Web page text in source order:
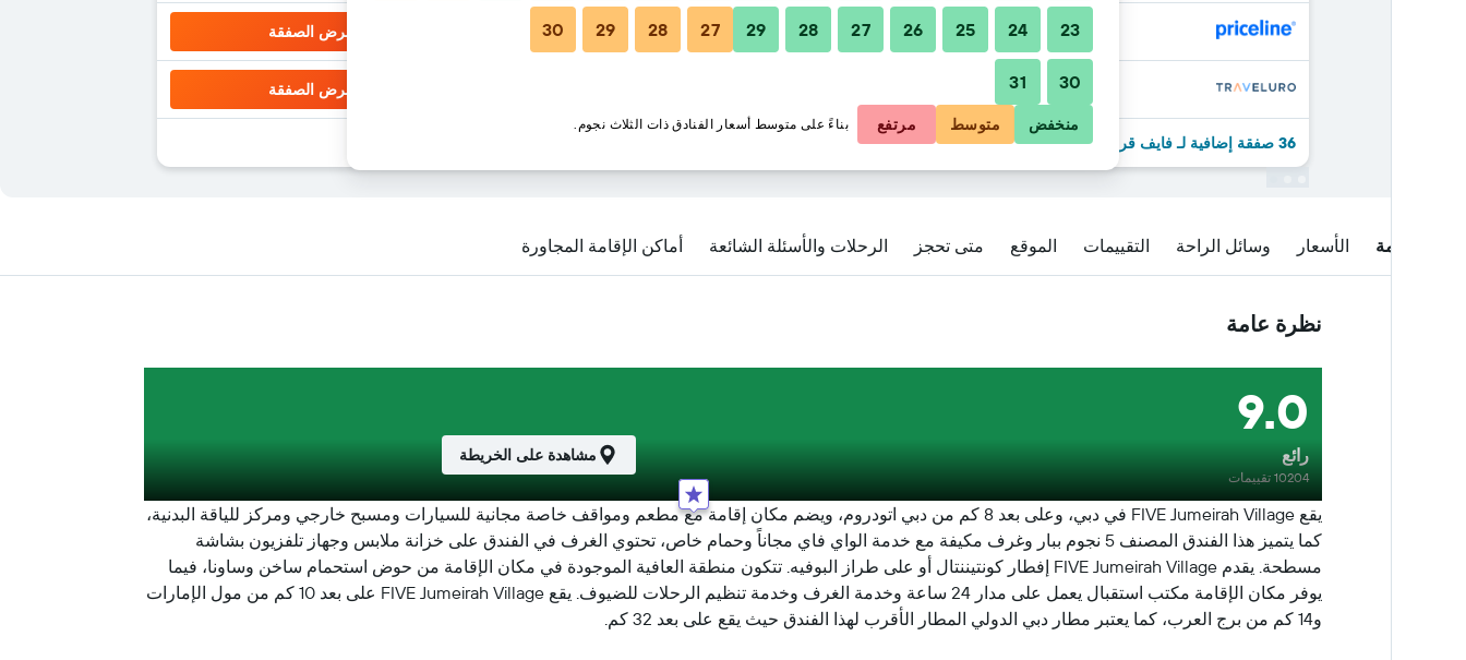
188 ﷼ عرض الصفقة
عرض الصفقة
36 صفقة إضافية لـ فايف قرية جميرا
نظرة عامة الأسعار وسائل الراحة التقييمات الموقع متى تحجز الرحلات والأسئلة الشائعة أماكن الإقامة المجاورة
نظرة عامة
يقع FIVE Jumeirah Village في دبي، وعلى بعد 8 كم من دبي اتودروم، ويضم مكان إقامة مع مطعم ومواقف خاصة مجانية للسيارات ومسبح خارجي ومركز للياقة البدنية،
كما يتميز هذا الفندق المصنف 5 نجوم ببار وغرف مكيفة مع خدمة الواي فاي مجاناً وحمام خاص، تحتوي الغرف في الفندق على خزانة ملابس وجهاز تلفزيون بشاشة
مسطحة. يقدم FIVE Jumeirah Village إفطار كونتيننتال أو على طراز البوفيه. تتكون منطقة العافية الموجودة في مكان الإقامة من حوض استحمام ساخن وساونا، فيما
يوفر مكان الإقامة مكتب استقبال يعمل على مدار 24 ساعة وخدمة الغرف وخدمة تنظيم الرحلات للضيوف. يقع FIVE Jumeirah Village على بعد 10 كم من مول الإمارات
و14 كم من برج العرب، كما يعتبر مطار دبي الدولي المطار الأقرب لهذا الفندق حيث يقع على بعد 32 كم.
9.0
رائع
10204 تقييمات
مشاهدة على الخريطة
23
24
25
26
27
28
29
30
31
27
28
29
30
منخفض متوسط مرتفع بناءً على متوسط أسعار الفنادق ذات الثلاث نجوم.